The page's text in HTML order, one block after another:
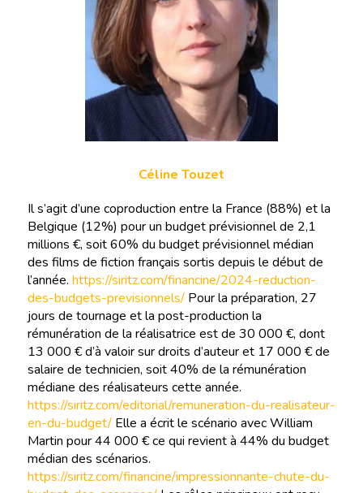
Céline Touzet
Il s’agit d’une coproduction entre la France (88%) et la
Belgique (12%) pour un budget prévisionnel de 2,1
millions €, soit 60% du budget prévisionnel médian
des films de fiction français sortis depuis le début de
l’année. https://siritz.com/financine/2024-reduction-
des-budgets-previsionnels/ Pour la préparation, 27
jours de tournage et la post-production la
rémunération de la réalisatrice est de 30 000 €, dont
13 000 € d’à valoir sur droits d’auteur et 17 000 € de
salaire de technicien, soit 40% de la rémunération
médiane des réalisateurs cette année.
https://siritz.com/editorial/remuneration-du-realisateur-
en-du-budget/ Elle a écrit le scénario avec William
Martin pour 44 000 € ce qui revient à 44% du budget
médian des scénarios.
https://siritz.com/financine/impressionnante-chute-du-